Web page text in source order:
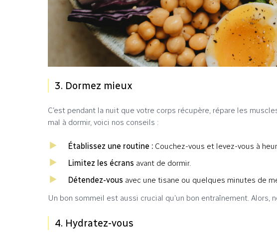
3. Dormez mieux
C’est pendant la nuit que votre corps récupère, répare les
mal à dormir, voici nos conseils :
Établissez une routine : Couchez-vous et levez-vous à
Limitez les écrans avant de dormir.
Détendez-vous avec une tisane ou quelques minutes de
Un bon sommeil est aussi crucial qu’un bon entraînement. Alors,
4. Hydratez-vous